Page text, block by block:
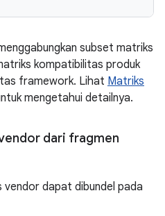
subset matriks
kompatibilitas produk
framework. Lihat Matriks
mengetahui detailnya.
dari fragmen
dapat dibundel pada